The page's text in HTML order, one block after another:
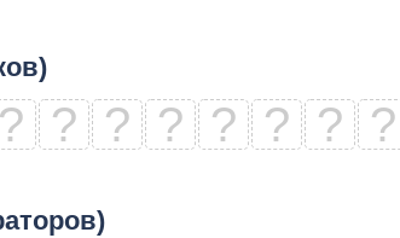
? ? ? ? ? ? ? ?